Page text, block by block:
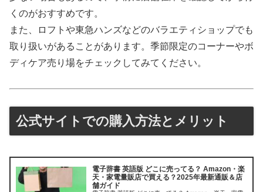
くのがおすすめです。
また、ロフトや東急ハンズなどのバラエティショップでも
取り扱いがあることがあります。季節限定のコーナーやボ
ディケア売り場をチェックしてみてください。
公式サイトでの購入方法とメリット
電子辞書 英語版 どこに売ってる？ Amazon・楽
天・家電量販店で買える？2025年最新通販＆店
舗ガイド